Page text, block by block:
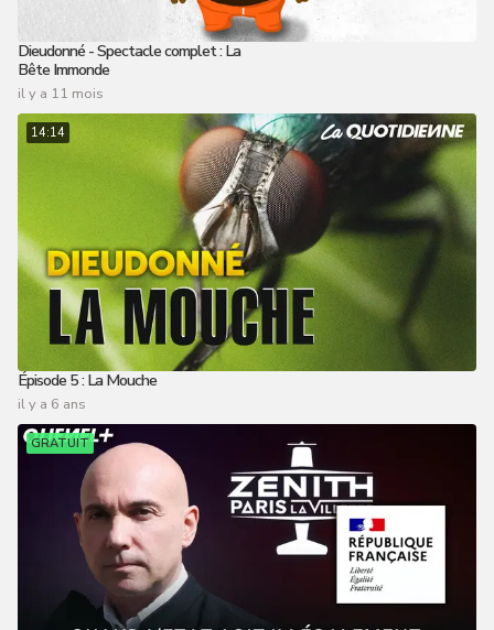
Dieudonné - Spectacle complet : La
Bête Immonde
il y a 11 mois
14:14
Épisode 5 : La Mouche
il y a 6 ans
GRATUIT